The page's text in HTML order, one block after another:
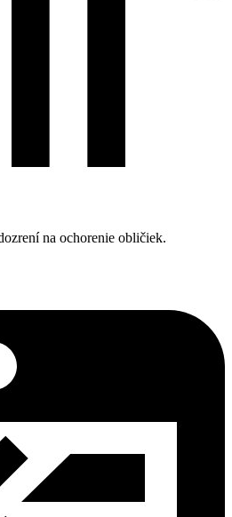
na ochorenie obličiek.